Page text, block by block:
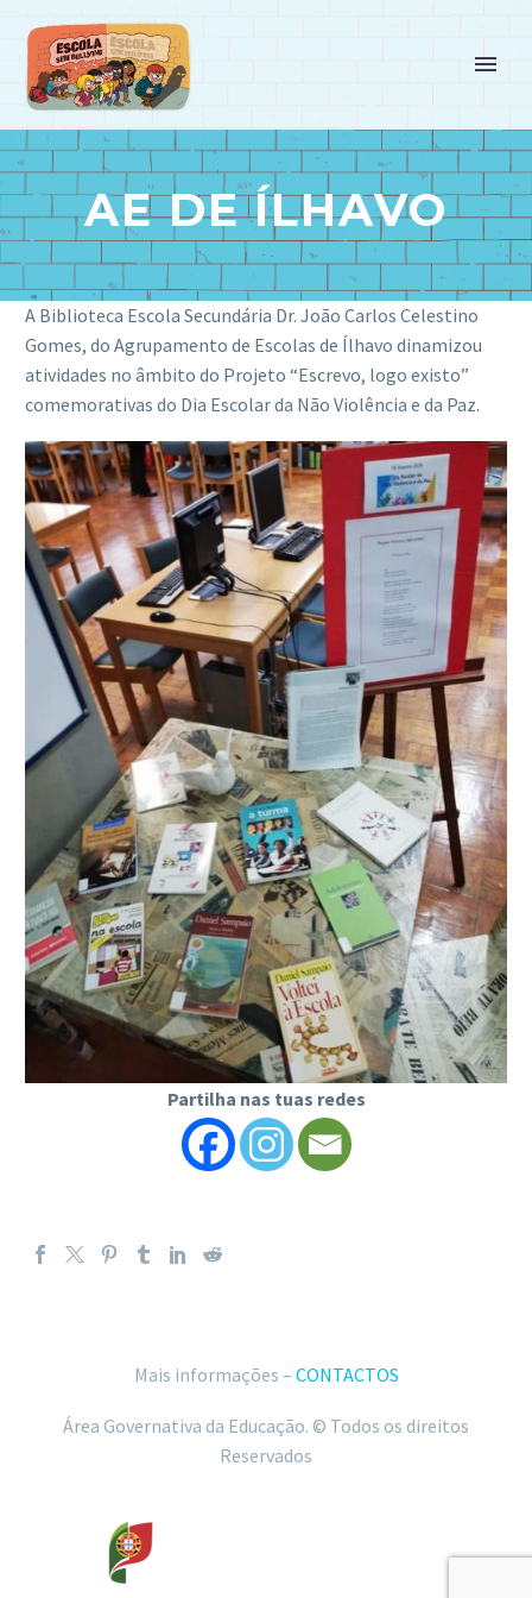
AE DE ÍLHAVO
A Biblioteca Escola Secundária Dr. João Carlos Celestino
Gomes, do Agrupamento de Escolas de Ílhavo dinamizou
atividades no âmbito do Projeto “Escrevo, logo existo”
comemorativas do Dia Escolar da Não Violência e da Paz.
Partilha nas tuas redes
Mais informações – CONTACTOS
Área Governativa da Educação. © Todos os direitos
Reservados